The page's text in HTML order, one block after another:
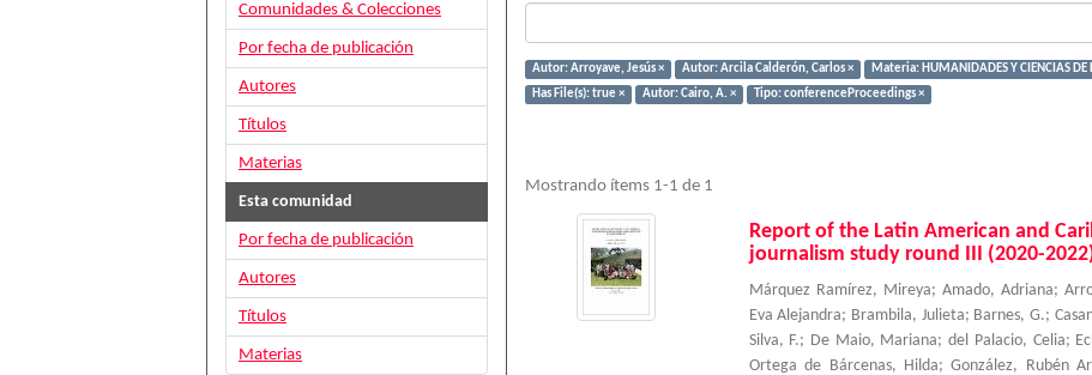
Autor: Arroyave, Jesús × Autor: Arcila Calderón, Carlos × Materia: HUMANIDADES Y CIENCIAS DE
Has File(s): true ×
Autor: Cairo, A. × Tipo: conferenceProceedings ×
Mostrando ítems 1-1 de 1
Report of the Latin American and
journalism study round III (2020-
Márquez Ramírez, Mireya;Amado, Adriana;
Eva Alejandra; Brambila, Julieta; Barnes, G.;
Silva, F.; De Maio, Mariana;del Palacio, Celia;
Ortega de Bárcenas, Hilda;González, Rubén
Comunidades & Colecciones
Por fecha de publicación
Autores
Títulos
Materias
Esta comunidad
Por fecha de publicación
Autores
Títulos
Materias